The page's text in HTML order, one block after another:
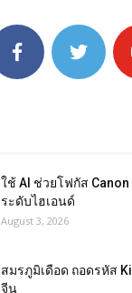
ใช้ AI ช่วยโฟกัส Canon
ระดับไฮเอนด์
August 3, 2026
สมรภูมิเดือด ถอดรหัส
จีน